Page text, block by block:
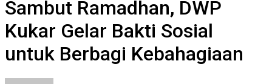
Sambut Ramadhan, DWP
Kukar Gelar Bakti Sosial
untuk Berbagi Kebahagiaan